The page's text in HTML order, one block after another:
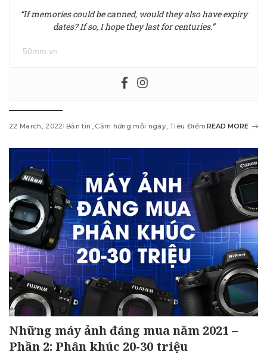
“If memories could be canned, would they also have expiry
dates? If so, I hope they last for centuries.”
50mm.vn
22 March, 2022 Bản tin Cảm hứng mỗi ngày Tiêu Điểm READ MORE
Những máy ảnh đáng mua năm 2021 –
Phần 2: Phân khúc 20-30 triệu